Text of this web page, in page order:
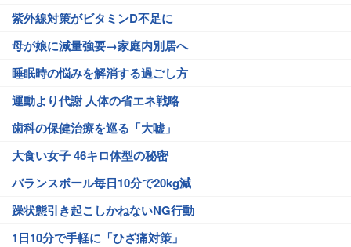
紫外線対策がビタミンD不足に
母が娘に減量強要→家庭内別居へ
睡眠時の悩みを解消する過ごし方
運動より代謝 人体の省エネ戦略
歯科の保健治療を巡る「大嘘」
大食い女子 46キロ体型の秘密
バランスボール毎日10分で20kg減
躁状態引き起こしかねないNG行動
1日10分で手軽に「ひざ痛対策」